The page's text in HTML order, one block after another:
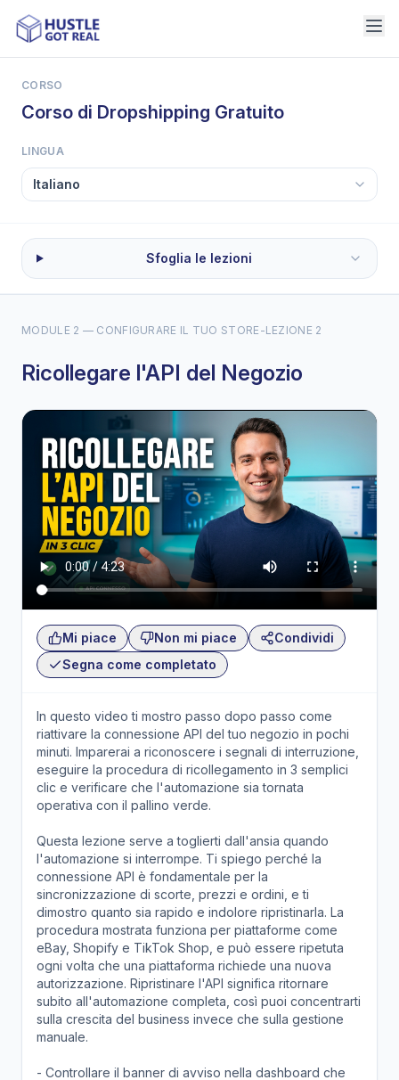
CORSO
Corso di Dropshipping Gratuito
LINGUA
Sfoglia le lezioni
MODULE 2 — CONFIGURARE IL TUO STORE -LEZIONE 2
Ricollegare l'API del Negozio
Mi piace Non mi piace
Condividi
Segna come completato
In questo video ti mostro passo dopo passo come
riattivare la connessione API del tuo negozio in pochi
minuti. Imparerai a riconoscere i segnali di interruzione,
eseguire la procedura di ricollegamento in 3 semplici
clic e verificare che l'automazione sia tornata
operativa con il pallino verde.
Questa lezione serve a toglierti dall'ansia quando
l'automazione si interrompe. Ti spiego perché la
connessione API è fondamentale per la
sincronizzazione di scorte, prezzi e ordini, e ti
dimostro quanto sia rapido e indolore ripristinarla. La
procedura mostrata funziona per piattaforme come
eBay, Shopify e TikTok Shop, e può essere ripetuta
ogni volta che una piattaforma richiede una nuova
autorizzazione. Ripristinare l'API significa ritornare
subito all'automazione completa, così puoi concentrarti
sulla crescita del business invece che sulla gestione
manuale.
- Controllare il banner di avviso nella dashboard che